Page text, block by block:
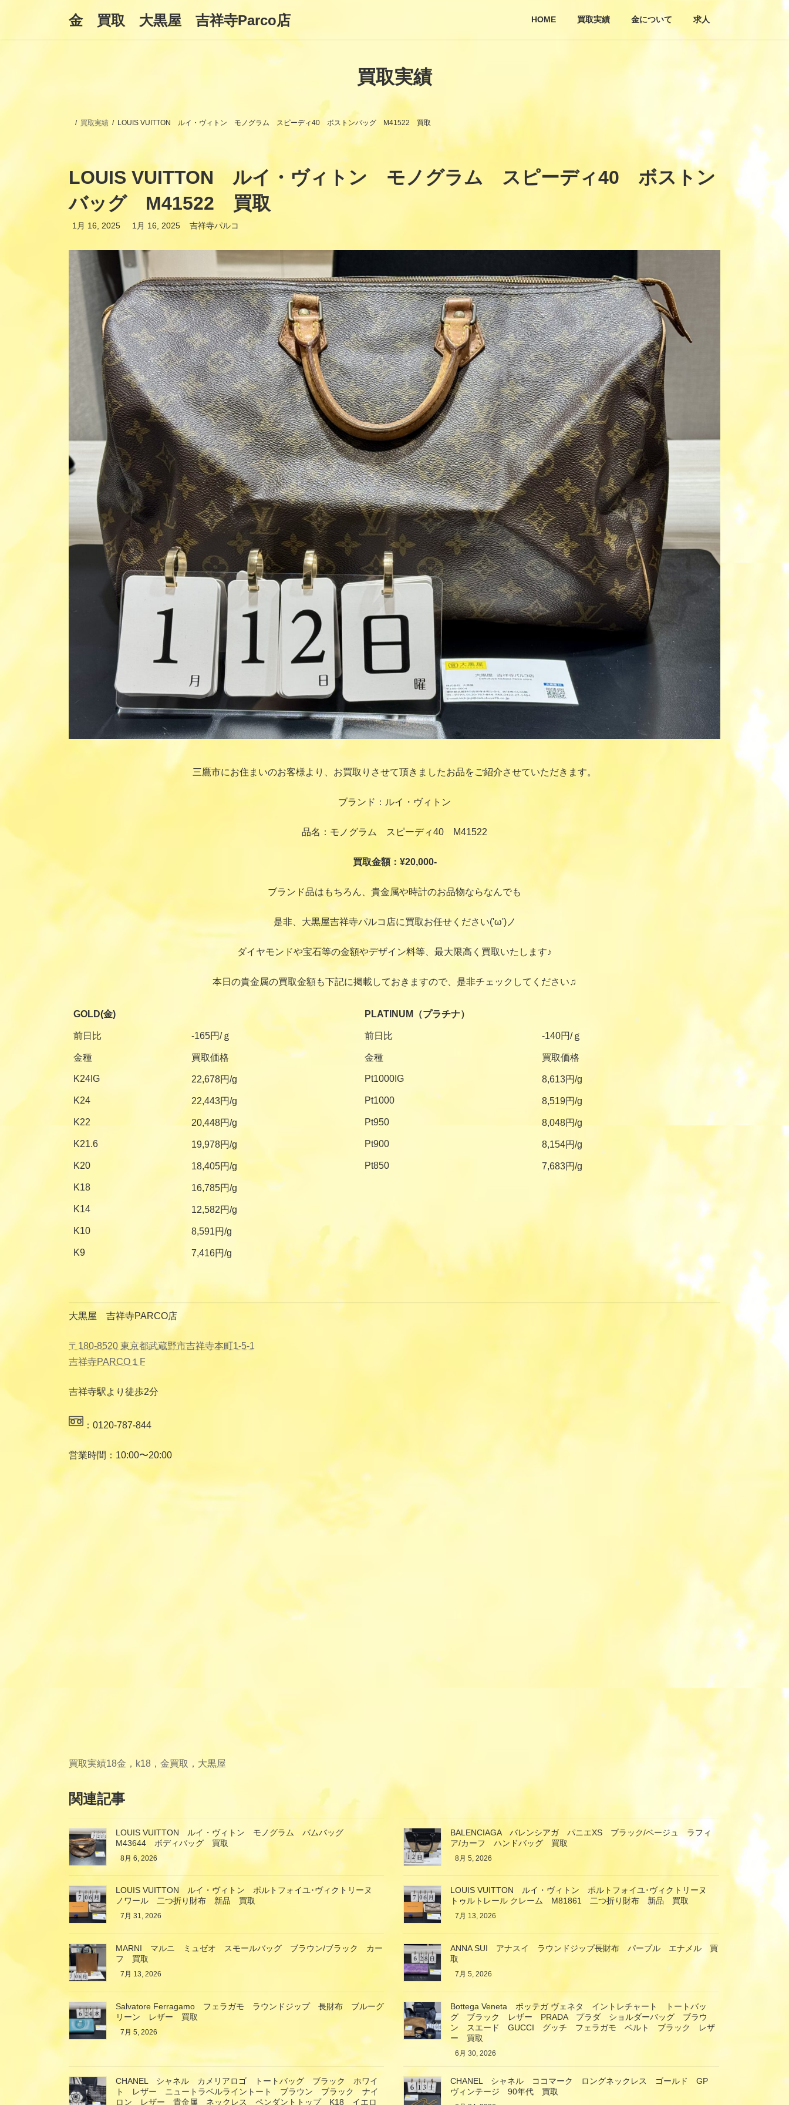
金 買取 大黒屋 吉祥寺Parco店 HOME 買取実績 金について 求人
買取実績
買取実績 LOUIS VUITTON ルイ・ヴィトン モノグラム スピーディ40 ボストンバッグ M41522 買取
LOUIS VUITTON ルイ・ヴィトン モノグラム スピーディ40 ボストン
バッグ M41522 買取
1月 16, 2025
最
日
:
1月 16, 2025 吉祥寺パルコ
三鷹市にお住まいのお客様より、お買取りさせて頂きましたお品をご紹介させていただきます。
ブランド：ルイ・ヴィトン
品名：モノグラム スピーディ40 M41522
買取金額：¥20,000-
ブランド品はもちろん、貴金属や時計のお品物ならなんでも
是非、大黒屋吉祥寺パルコ店に買取お任せください('ω')ノ
ダイヤモンドや宝石等の金額やデザイン料等、最大限高く買取いたします♪
本日の貴金属の買取金額も下記に掲載しておきますので、是非チェックしてください♫
GOLD(金) PLATINUM（プラチナ）
前日比 -165円/ｇ 前日比 -140円/ｇ
金種 買取価格 金種 買取価格
K24IG 22,678円/g Pt1000IG 8,613円/g
K24 22,443円/g Pt1000 8,519円/g
K22 20,448円/g Pt950 8,048円/g
K21.6 19,978円/g Pt900 8,154円/g
K20 18,405円/g Pt850 7,683円/g
K18 16,785円/g
K14 12,582円/g
K10 8,591円/g
K9 7,416円/g
大黒屋 吉祥寺PARCO店
〒180-8520 東京都武蔵野市吉祥寺本町1-5-1
吉祥寺PARCO１F
吉祥寺駅より徒歩2分
：0120-787-844
営業時間：10:00〜20:00
買取実績18金，k18，金買取，大黒屋
関連記事
LOUIS VUITTON ルイ・ヴィトン モノグラム バムバッグ
M43644 ボディバッグ 買取
8月 6, 2026
BALENCIAGA バレンシアガ パニエXS ブラック/ベージュ ラフィ
ア/カーフ ハンドバッグ 買取
8月 5, 2026
LOUIS VUITTON ルイ・ヴィトン ポルトフォイユ･ヴィクトリーヌ
ノワール 二つ折り財布 新品 買取
7月 31, 2026
LOUIS VUITTON ルイ・ヴィトン ポルトフォイユ･ヴィクトリーヌ
トゥルトレール クレーム M81861 二つ折り財布 新品 買取
7月 13, 2026
MARNI マルニ ミュゼオ スモールバッグ ブラウン/ブラック カー
フ 買取
7月 13, 2026
ANNA SUI アナスイ ラウンドジップ長財布 パープル エナメル 買
取
7月 5, 2026
Salvatore Ferragamo フェラガモ ラウンドジップ 長財布 ブルーグ
リーン レザー 買取
7月 5, 2026
Bottega Veneta ボッテガ ヴェネタ イントレチャート トートバッ
グ ブラック レザー PRADA プラダ ショルダーバッグ ブラウ
ン スエード GUCCI グッチ フェラガモ ベルト ブラック レザ
ー 買取
6月 30, 2026
CHANEL シャネル カメリアロゴ トートバッグ ブラック ホワイ
ト レザー ニュートラベルライントート ブラウン ブラック ナイ
ロン レザー 貴金属 ネックレス ペンダントトップ K18 イエロ
CHANEL シャネル ココマーク ロングネックレス ゴールド GP
ヴィンテージ 90年代 買取